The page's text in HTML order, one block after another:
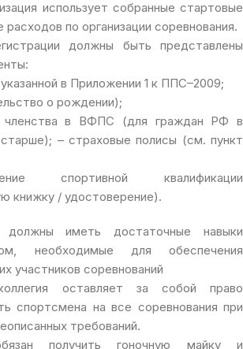
использует собранные стартовые
расходов по организации соревнования.
должны быть представлены
в Приложении 1 к ППС–2009;
о рождении);
членства в ВФПС (для граждан РФ в
– страховые полисы (см. пункт
спортивной квалификации
книжку / удостоверение).
иметь достаточные навыки
необходимые для обеспечения
участников соревнований
оставляет за собой право
спортсмена на все соревнования при
требований.
получить гоночную майку и